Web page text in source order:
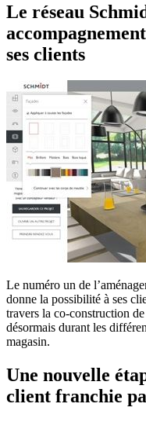
Le réseau
ses clients
Le numéro un de
donne la possibilité à ses
travers la co-construction
désormais durant les
magasin.
Une nouvelle
client franchie